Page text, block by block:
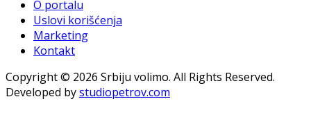
O portalu
Uslovi korišćenja
Marketing
Kontakt
Copyright © 2026 Srbiju volimo. All Rights Reserved.
Developed bystudiopetrov.com